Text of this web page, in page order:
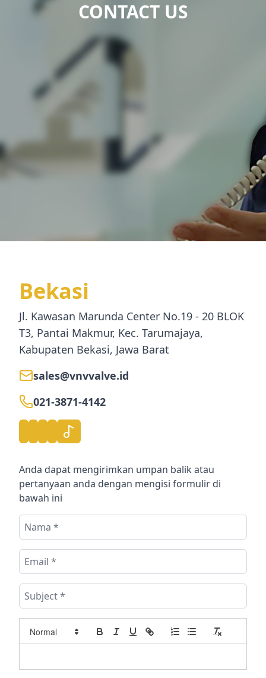
CONTACT US
Bekasi
Jl. Kawasan Marunda Center No.19 - 20 BLOK
T3, Pantai Makmur, Kec. Tarumajaya,
Kabupaten Bekasi, Jawa Barat
sales@vnvvalve.id
021-3871-4142
Anda dapat mengirimkan umpan balik atau
pertanyaan anda dengan mengisi formulir di
bawah ini